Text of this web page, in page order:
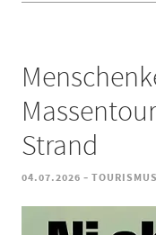
Strand
04.07.2026 - TOURISMUS